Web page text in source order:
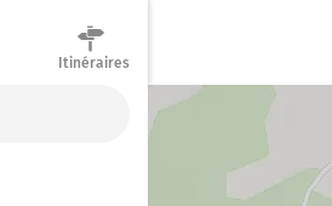
Itinéraires